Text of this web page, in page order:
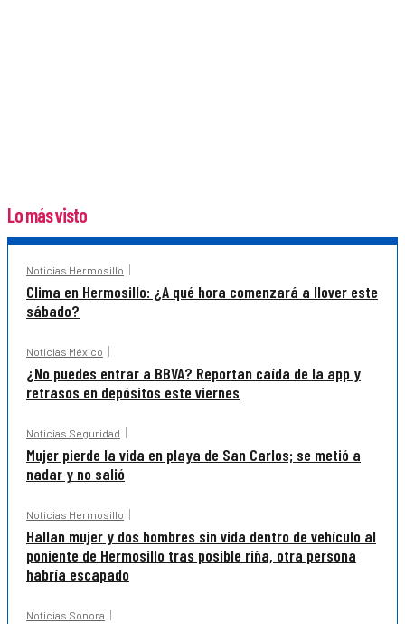
Lo más visto
Noticias Hermosillo
Clima en Hermosillo: ¿A qué hora comenzará a llover este
sábado?
Noticias México
¿No puedes entrar a BBVA? Reportan caída de la app y
retrasos en depósitos este viernes
Noticias Seguridad
Mujer pierde la vida en playa de San Carlos; se metió a
nadar y no salió
Noticias Hermosillo
Hallan mujer y dos hombres sin vida dentro de vehículo al
poniente de Hermosillo tras posible riña, otra persona
habría escapado
Noticias Sonora